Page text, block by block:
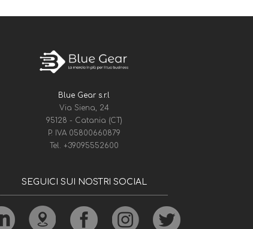
Blue Gear s.r.l
Via Siena, 24
95128 - Catania (CT)
P. IVA 05800660879
Tel. +39095552600
SEGUICI SUI NOSTRI SOCIAL